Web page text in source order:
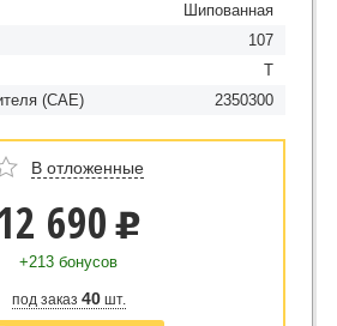
Шипованная
107
T
(CAE)
2350300
В отложенные
690 u
+213 бонусов
под заказ 40шт.